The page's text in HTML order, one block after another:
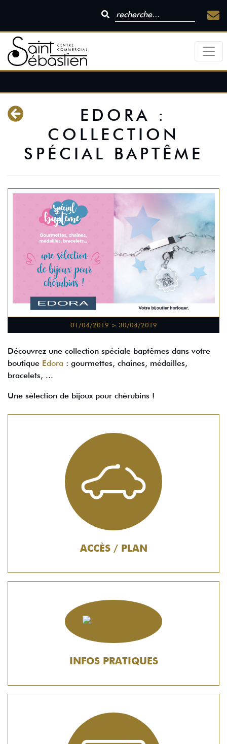
EDORA :
COLLECTION
SPÉCIAL BAPTÊME
01/04/2019 > 30/04/2019
Découvrez une collection spéciale baptêmes dans votre
boutique Edora : gourmettes, chaînes, médailles,
bracelets, ...
Une sélection de bijoux pour chérubins !
ACCÈS / PLAN
INFOS PRATIQUES